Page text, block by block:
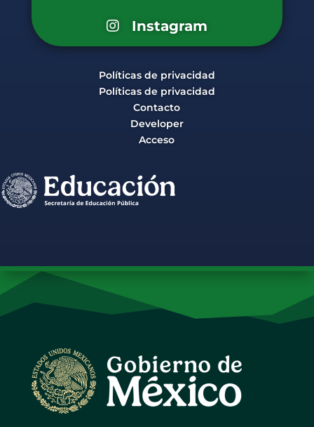
Instagram
Políticas de privacidad
Políticas de privacidad
Contacto
Developer
Acceso